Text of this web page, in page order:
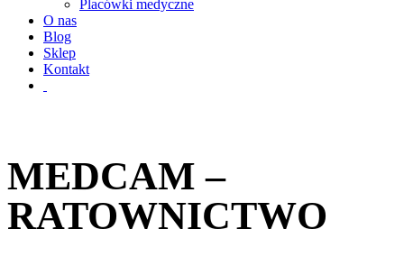
Placówki medyczne
O nas
Blog
Sklep
Kontakt
MEDCAM –
RATOWNICTWO